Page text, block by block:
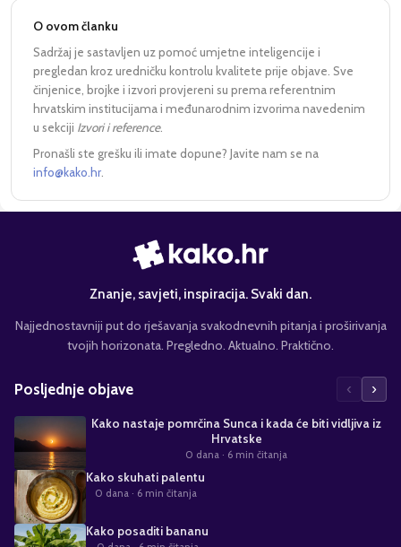
O ovom članku
Sadržaj je sastavljen uz pomoć umjetne inteligencije i
pregledan kroz uredničku kontrolu kvalitete prije objave. Sve
činjenice, brojke i izvori provjereni su prema referentnim
hrvatskim institucijama i međunarodnim izvorima navedenim
u sekciji Izvori i reference.
Pronašli ste grešku ili imate dopune? Javite nam se na
info@kako.hr
Znanje, savjeti, inspiracija. Svaki dan.
Najjednostavniji put do rješavanja svakodnevnih pitanja i proširivanja
tvojih horizonata. Pregledno. Aktualno. Praktično.
Posljednje objave ‹ ›
Kako nastaje pomrčina Sunca i kada će biti vidljiva iz
Hrvatske
0 dana · 6 min čitanja
Kako skuhati palentu
0 dana· 6 min čitanja
Kako posaditi bananu